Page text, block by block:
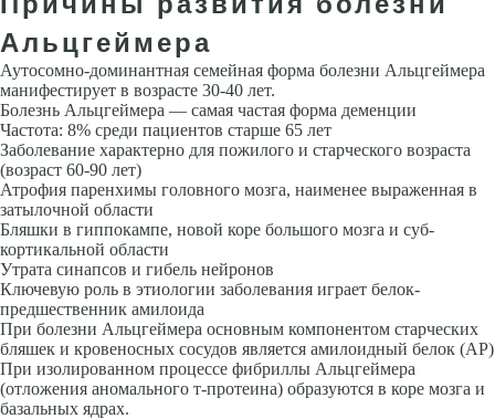
Альцгеймера
Аутосомно-доминантная семейная форма болезни Альцгеймера
манифестирует в возрасте 30-40 лет.
Болезнь Альцгеймера — самая частая форма деменции
Частота: 8% среди пациентов старше 65 лет
Заболевание характерно для пожилого и старческого возраста
(возраст 60-90 лет)
Атрофия паренхимы головного мозга, наименее выраженная в
затылоч­ной области
Бляшки в гиппокампе, новой коре большого мозга и суб­
кортикальной области
Утрата синапсов и гибель нейронов
Ключевую роль в этиологии заболевания играет белок-
предшественник амилоида
При болезни Альцгеймера основным компонентом старческих
бляшек и кровеносных сосудов является амилоидный белок (АР)
При изолиро­ванном процессе фибриллы Альцгеймера
(отложения аномального т-протеина) образуются в коре мозга и
базальных ядрах.